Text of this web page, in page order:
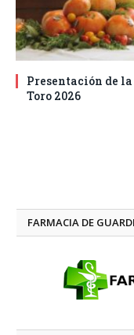
Presentación de
Toro 2026
FARMACIA DE